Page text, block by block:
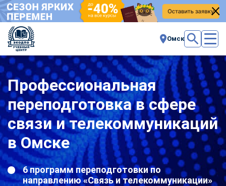
Омск
Профессиональная
переподготовка в сфере
связи и телекоммуникаций
в Омске
6 программ переподготовки по
направлению «Связь и телекоммуникации»